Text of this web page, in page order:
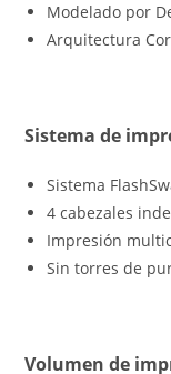
Modelado por
Arquitectura
Sistema de
Sistema
4 cabezales
Impresión
Sin torres de
Volumen de